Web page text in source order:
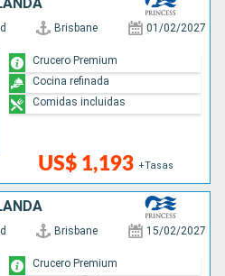
Brisbane 01/02/2027
US$ 1,193 +Tasas
Crucero Premium
Cocina refinada
Comidas incluidas
Brisbane 15/02/2027
Crucero Premium